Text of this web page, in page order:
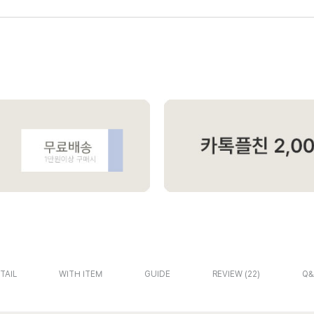
WITH ITEM GUIDE REVIEW 22